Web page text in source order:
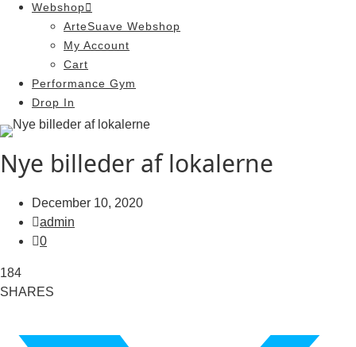
Webshop
ArteSuave Webshop
My Account
Cart
Performance Gym
Drop In
Nye billeder af lokalerne
December 10, 2020
admin
0
184
SHARES